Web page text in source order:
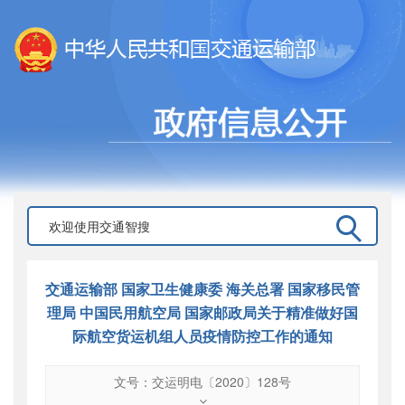
交通运输部 国家卫生健康委 海关总署 国家移民管
理局 中国民用航空局 国家邮政局关于精准做好国
际航空货运机组人员疫情防控工作的通知
文号：交运明电〔2020〕128号